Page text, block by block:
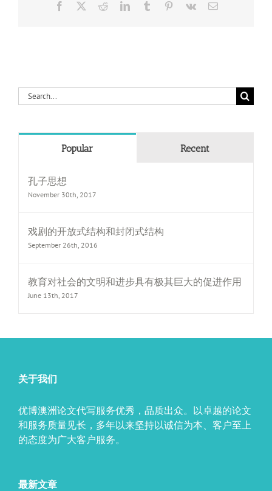
Facebook RedditLinkedInTumblr Pinterest
Vk Email
Search
for:
Popular Recent
孔子思想
November 30th, 2017
戏剧的开放式结构和封闭式结构
September 26th, 2016
教育对社会的文明和进步具有极其巨大的促进作用
June 13th, 2017
关于我们
优博澳洲论文代写服务优秀，品质出众。以卓越的论文
和服务质量见长，多年以来坚持以诚信为本、客户至上
的态度为广大客户服务。
最新文章